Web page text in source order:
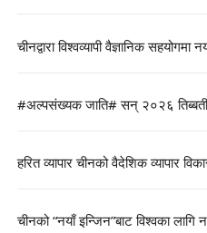
चीनद्वारा विश्वव्यापी वैज्ञानिक सहयोगमा
#अल्पसंख्यक जाति# सन् २०२६ तिब्बती
हरित व्यापार चीनको वैदेशिक व्यापार
चीनको “नयाँ इन्जिन”बाट विश्वका लागि